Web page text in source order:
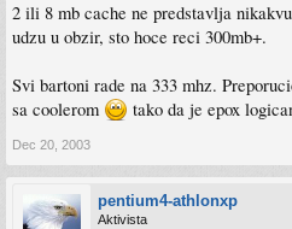
2 ili 8 mb cache ne predstavlja
udzu u obzir, sto hoce reci 300mb+.
Svi bartoni rade na 333 mhz.
sa coolerom
tako da je epox
Dec 20, 2003
pentium4-athlonxp
Aktivista